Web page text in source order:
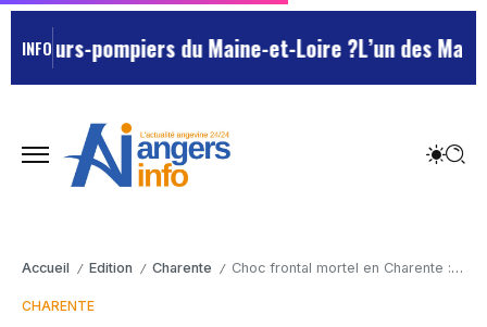
INFOpompiers du Maine-et-Loire ?L’un des
Accueil / Edition / Charente / Choc frontal mortel en Charente : deux hommes tués, deux blessés en urgence absolue
CHARENTE